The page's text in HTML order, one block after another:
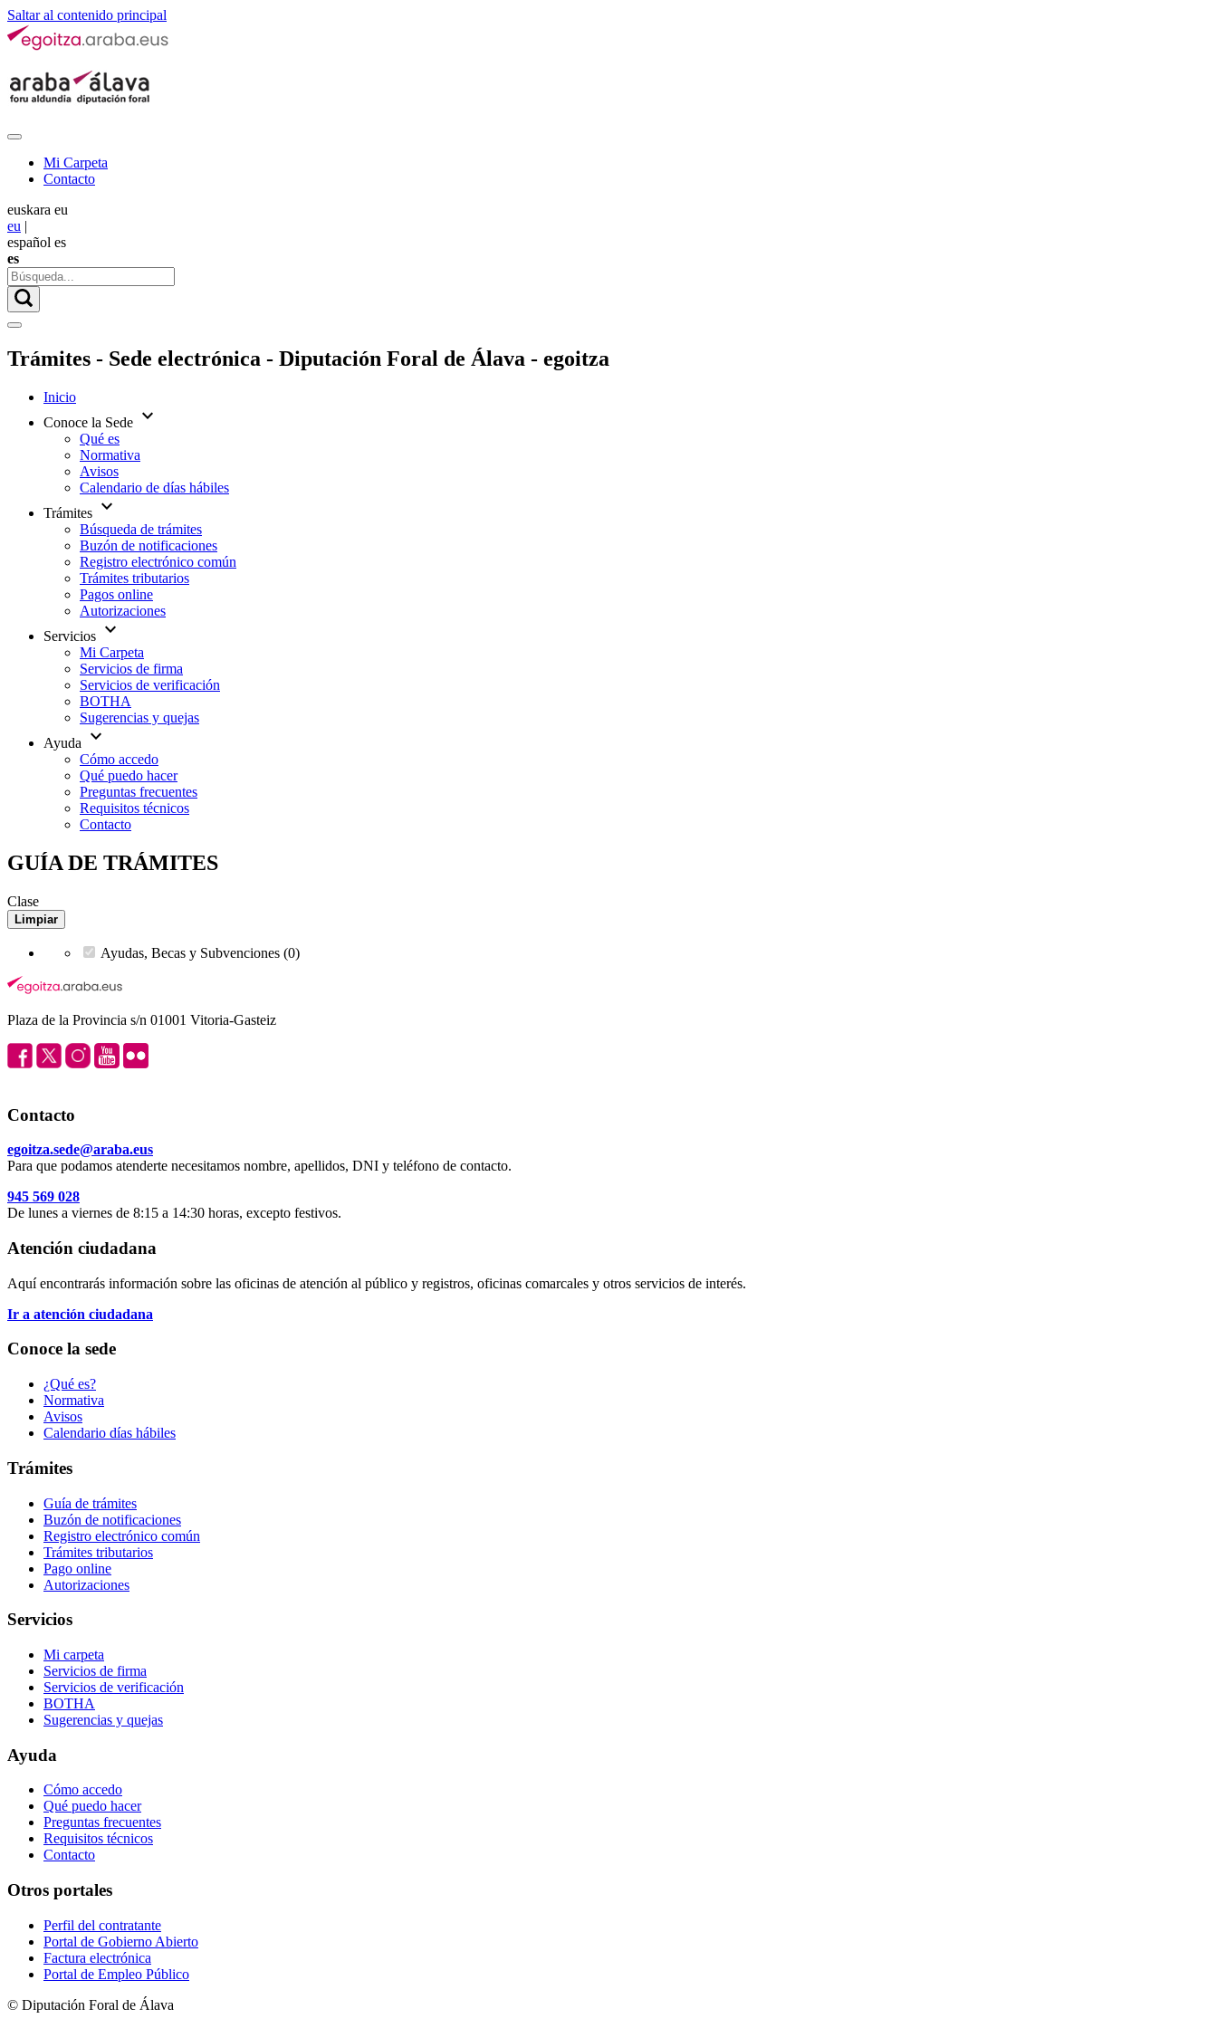
Saltar al contenido principal
Mi Carpeta
Contacto
euskara eu
eu |
español es
es
Trámites - Sede electrónica - Diputación Foral de Álava - egoitza
Inicio
Conoce la Sede expand_more
Qué es
Normativa
Avisos
Calendario de días hábiles
Trámites expand_more
Búsqueda de trámites
Buzón de notificaciones
Registro electrónico común
Trámites tributarios
Pagos online
Autorizaciones
Servicios expand_more
Mi Carpeta
Servicios de firma
Servicios de verificación
BOTHA
Sugerencias y quejas
Ayuda
expand_more
Cómo accedo
Qué puedo hacer
Preguntas frecuentes
Requisitos técnicos
Contacto
GUÍA DE TRÁMITES
Clase
Limpiar
Ayudas, Becas y Subvenciones (0)
Plaza de la Provincia s/n 01001 Vitoria-Gasteiz
Contacto
egoitza.sede@araba.eus
Para que podamos atenderte necesitamos nombre, apellidos, DNI y teléfono de contacto.
945 569 028
De lunes a viernes de 8:15 a 14:30 horas, excepto festivos.
Atención ciudadana
Aquí encontrarás información sobre las oficinas de atención al público y registros, oficinas comarcales y otros servicios de interés.
Ir a atención ciudadana
Conoce la sede
¿Qué es?
Normativa
Avisos
Calendario días hábiles
Trámites
Guía de trámites
Buzón de notificaciones
Registro electrónico común
Trámites tributarios
Pago online
Autorizaciones
Servicios
Mi carpeta
Servicios de firma
Servicios de verificación
BOTHA
Sugerencias y quejas
Ayuda
Cómo accedo
Qué puedo hacer
Preguntas frecuentes
Requisitos técnicos
Contacto
Otros portales
Perfil del contratante
Portal de Gobierno Abierto
Factura electrónica
Portal de Empleo Público
© Diputación Foral de Álava